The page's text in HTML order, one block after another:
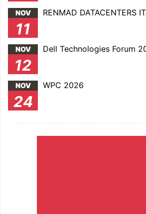
NOV
11
RENMAD DATACENTERS
NOV
12
Dell Technologies Forum
NOV
24
WPC 2026